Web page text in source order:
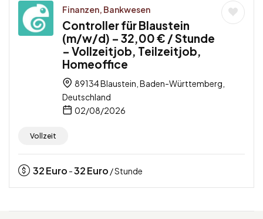
Finanzen, Bankwesen
Controller für Blaustein
(m/w/d) – 32,00 € / Stunde
– Vollzeitjob, Teilzeitjob,
Homeoffice
89134 Blaustein, Baden-Württemberg,
Deutschland
02/08/2026
Vollzeit
32Euro -32Euro / Stunde